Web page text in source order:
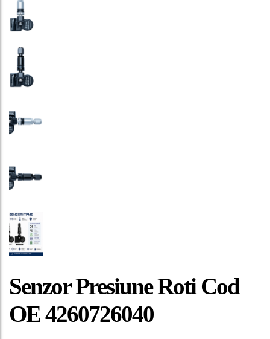
Senzor Presiune Roti Cod
OE 4260726040